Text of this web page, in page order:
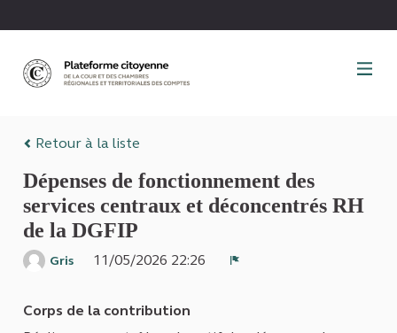
Retour à la liste
Dépenses de fonctionnement des
services centraux et déconcentrés RH
de la DGFIP
Gris
11/05/2026 22:26
Corps de la contribution